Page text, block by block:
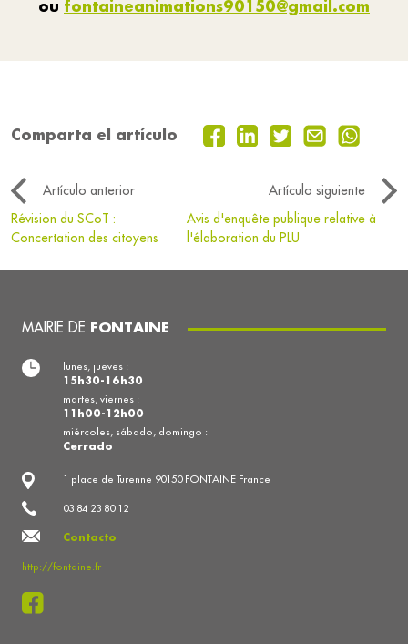
ou fontaineanimations90150@gmail.com
Comparta el artículo
Artículo anterior
Artículo siguiente
Révision du SCoT :
Concertation des citoyens
Avis d'enquête publique relative à
l'élaboration du PLU
MAIRIE DE FONTAINE
1 place de Turenne 90150 FONTAINE France
03 84 23 80 12
Contacto
http://fontaine.fr
lunes, jueves :
15h30-16h30
martes, viernes :
11h00-12h00
miércoles, sábado, domingo :
Cerrado